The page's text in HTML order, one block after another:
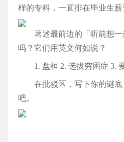
样的专科，一直排在毕业生薪
著述最前边的「听前想
吗？它们用英文何如说？
1. 盘桓 2. 选拔穷困症 3.
在批驳区，写下你的谜
吧。